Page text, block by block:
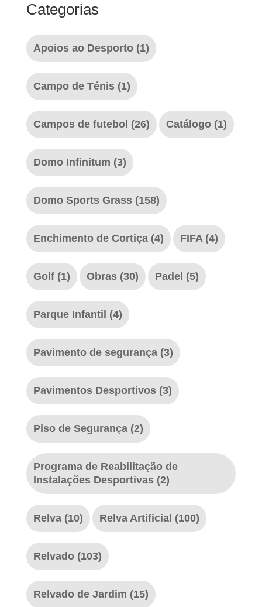
Categorias
Apoios ao Desporto(1)
Campo de Ténis(1)
Campos de futebol (26) Catálogo(1)
Domo Infinitum (3)
Domo Sports Grass(158)
Enchimento de Cortiça(4) FIFA(4)
Golf(1) Obras(30) Padel (5)
Parque Infantil (4)
Pavimento de segurança(3)
Pavimentos Desportivos(3)
Piso de Segurança(2)
Programa de Reabilitação de
Instalações Desportivas(2)
Relva(10) Relva Artificial (100)
Relvado(103)
Relvado de Jardim (15)